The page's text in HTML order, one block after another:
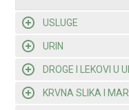
USLUGE
URIN
DROGE I LEKOVI U
KRVNA SLIKA I